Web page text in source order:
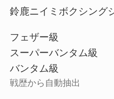
鈴鹿ニイミボクシング
フェザー級
スーパーバンタム級
バンタム級
戦歴から自動抽出